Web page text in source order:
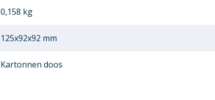
0,158 kg
125x92x92 mm
Kartonnen doos